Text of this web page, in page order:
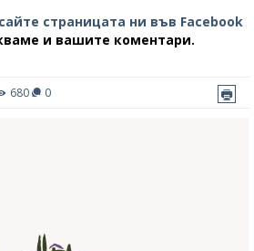
страницата ни във Facebook
и вашите коментари.
680 0